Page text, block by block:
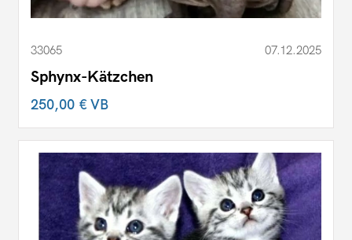
33065 07.12.2025
Sphynx-Kätzchen
250,00 €VB